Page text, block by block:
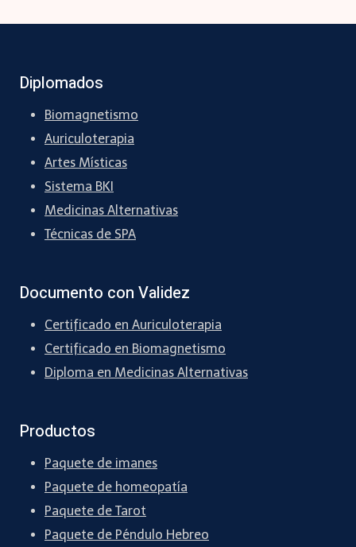
Diplomados
Biomagnetismo
Auriculoterapia
Artes Místicas
Sistema BKI
Medicinas Alternativas
Técnicas de SPA
Documento con Validez
Certificado en Auriculoterapia
Certificado en Biomagnetismo
Diploma en Medicinas Alternativas
Productos
Paquete de imanes
Paquete de homeopatía
Paquete de Tarot
Paquete de Péndulo Hebreo